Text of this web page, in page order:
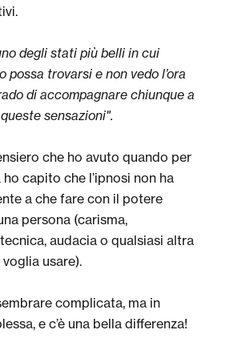
degli stati più belli in cui
possa trovarsi e non vedo l’ora
di accompagnare chiunque a
sensazioni".
che ho avuto quando per
capito che l’ipnosi non ha
a che fare con il potere
persona (carisma,
audacia o qualsiasi altra
usare).
complicata, ma in
e c’è una bella differenza!